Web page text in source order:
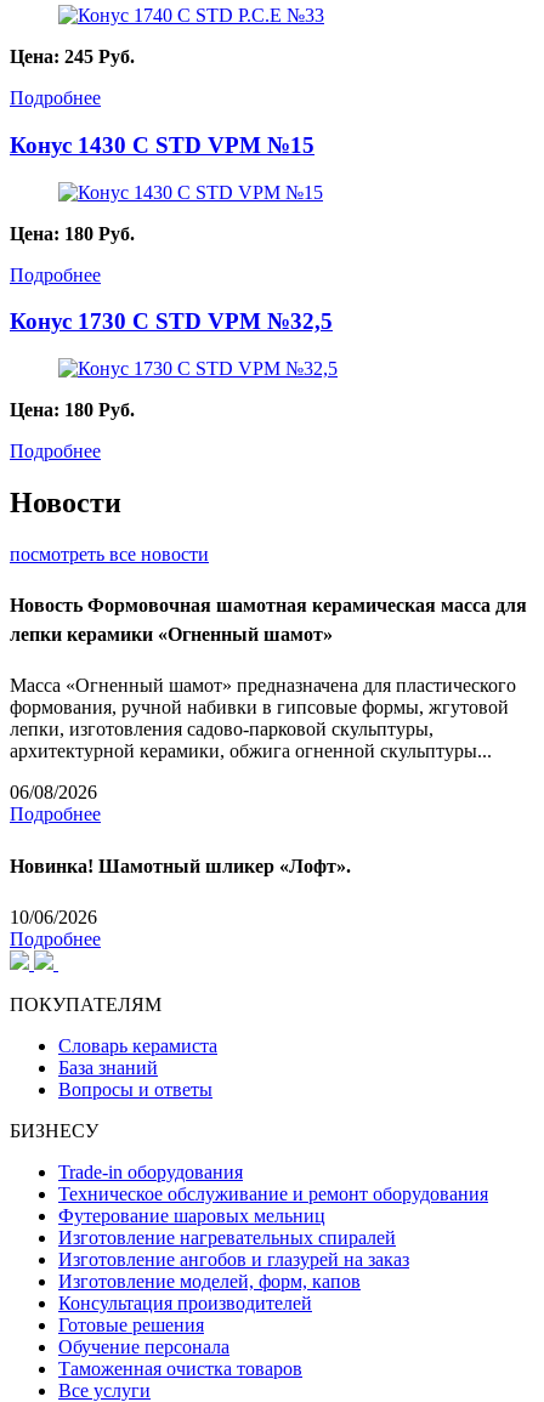
Цена: 245 Руб.
Подробнее
Конус 1430 С STD VPM №15
Цена: 180 Руб.
Подробнее
Конус 1730 С STD VPM №32,5
Цена: 180 Руб.
Подробнее
Новости
посмотреть все новости
Новость Формовочная шамотная керамическая масса для
лепки керамики «Огненный шамот»
Масса «Огненный шамот» предназначена для пластического
формования, ручной набивки в гипсовые формы, жгутовой
лепки, изготовления садово-парковой скульптуры,
архитектурной керамики, обжига огненной скульптуры...
06/08/2026
Подробнее
Новинка! Шамотный шликер «Лофт».
10/06/2026
Подробнее
ПОКУПАТЕЛЯМ
Словарь керамиста
База знаний
Вопросы и ответы
БИЗНЕСУ
Trade-in оборудования
Техническое обслуживание и ремонт оборудования
Футерование шаровых мельниц
Изготовление нагревательных спиралей
Изготовление ангобов и глазурей на заказ
Изготовление моделей, форм, капов
Консультация производителей
Готовые решения
Обучение персонала
Таможенная очистка товаров
Все услуги